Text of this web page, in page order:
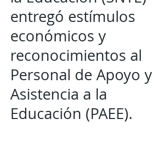
entregó estímulos
económicos y
reconocimientos al
Personal de Apoyo y
Asistencia a la
Educación (PAEE).